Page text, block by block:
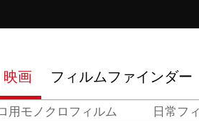
映画
日常フ
用モノクロフィルム
フィルムファインダー